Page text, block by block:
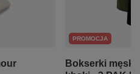
PROMOCJA
Bokserki